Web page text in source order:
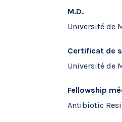
M.D.
Université de
Certificat de
Université de
Fellowship
Antibiotic